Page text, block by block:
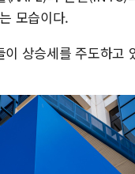
모습이다.
상승세를 주도하고